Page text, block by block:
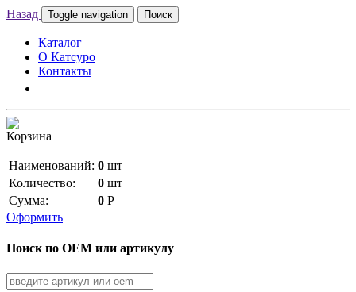
Назад Toggle navigation Поиск
Каталог
О Катсуро
Контакты
Корзина
Наименований: 0 шт
Количество:
0 шт
Сумма:
0 Р
Оформить
Поиск по OEM или артикулу